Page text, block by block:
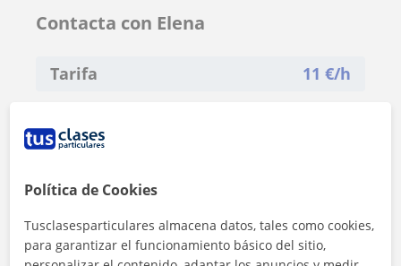
Contacta con Elena
Tarifa 11 €/h
Política de Cookies
Tusclasesparticulares almacena datos, tales como cookies,
para garantizar el funcionamiento básico del sitio,